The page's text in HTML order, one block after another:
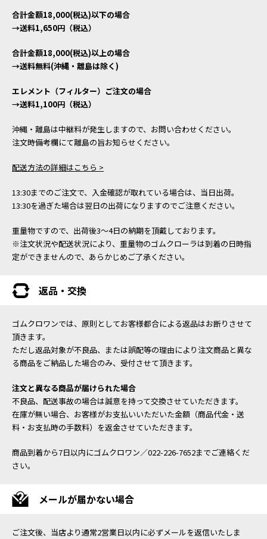
合計金額18,000(税込)以下の場合
→送料1,650円（税込）
合計金額18,000(税込)以上の場合
→送料無料(沖縄・離島は除く)
エレメント（フィルター）ご注文の場合
→送料1,100円（税込）
沖縄・離島は中継料が発生しますので、お問い合わせください。
注文時備考欄にて離島の旨お知らせください。
配送方法の詳細はこちら >
13:30までのご注文で、入金確認が取れている場合は、当日出荷。
13:30を過ぎた場合は翌日の出荷になりますのでご注意ください。
重量物ですので、出荷後3～4日の納期を頂戴しております。
※注文状況や配送状況により、重量物のゴムクローラは到着の日時指
定ができませんので、あらかじめご了承ください。
返品・交換
ゴムクロワンでは、原則としてお客様都合による返品はお断りさせて
頂きます。
ただし返品対象が不良品、または誤配等の理由により注文商品と異な
る商品をご納品した場合のみ、受付させて頂きます。
注文と異なる商品が届けられた場合
不良品、配送事故の場合は誠意を持って交換させていただきます。
在庫が無い場合、お客様がお支払いいただいた金額（商品代金・送
料・お支払時の手数料）を返金させていただきます。
商品到着から7日以内にゴムクロワン／022-226-7652までご連絡くだ
さい。
メールが届かない場合
ご注文後、当店より通常2営業日以内に必ずメールを返信いたしま